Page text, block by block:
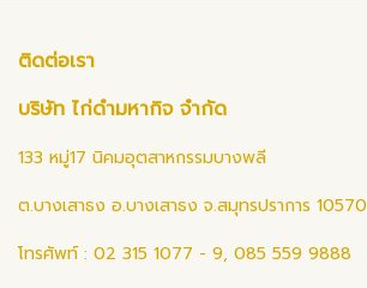
ติดต่อเรา
บริษัท ไก่ดำมหากิจ จำกัด
133 หมู่17 นิคมอุตสาหกรรมบางพลี
ต.บางเสาธง อ.บางเสาธง จ.สมุทรปราการ 10570
โทรศัพท์ : 02 315 1077 - 9, 085 559 9888